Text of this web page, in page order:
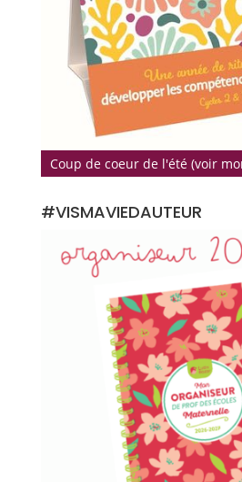
Coup de coeur de l'été (voir
#VISMAVIEDAUTEUR